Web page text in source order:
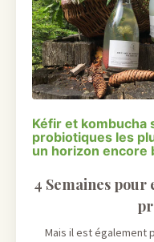
Kéfir et kombucha
probiotiques les
un horizon encore
4 Semaines pour
Mais il est également